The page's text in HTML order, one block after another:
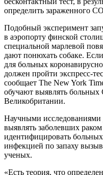
определить зараженного
Подобный эксперимент
в аэропорту финской
специальной марлевой
дают понюхать собаке.
для больных
должен пройти экспресс-
сообщает The New York
обучают выявлять
Великобритании.
Научными исследованиями
выявлять заболевших
идентифицировать
инфекцией по запаху
ученых.
«Есть теория, что